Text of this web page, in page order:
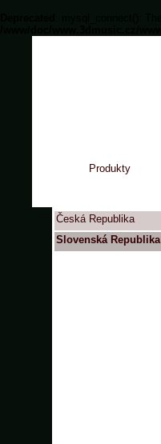
Produkty
Česká Republika
Slovenská Republika